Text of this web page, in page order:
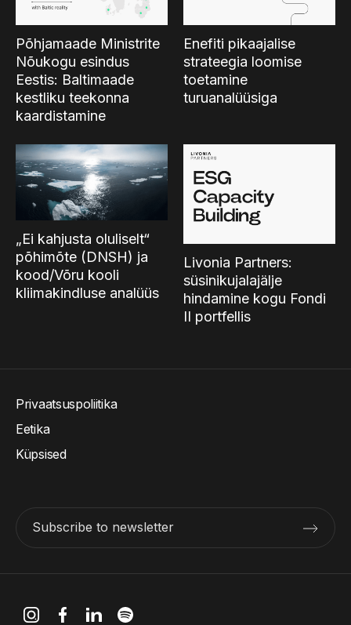
Põhjamaade Ministrite
Nõukogu esindus
Eestis: Baltimaade
kestliku teekonna
kaardistamine
Enefiti pikaajalise
strateegia loomise
toetamine
turuanalüüsiga
„Ei kahjusta oluliselt“
põhimõte (DNSH) ja
kood/Võru kooli
kliimakindluse analüüs
Livonia Partners:
süsinikujalajälje
hindamine kogu Fondi
II portfellis
Subscribe to newsletter
Privaatsuspoliitika
Eetika
Küpsised